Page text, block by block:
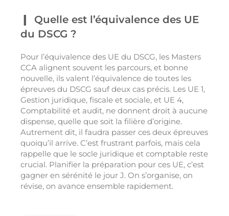
Quelle est l’équivalence des UE
du DSCG ?
Pour l’équivalence des UE du DSCG, les Masters
CCA alignent souvent les parcours, et bonne
nouvelle, ils valent l’équivalence de toutes les
épreuves du DSCG sauf deux cas précis. Les UE 1,
Gestion juridique, fiscale et sociale, et UE 4,
Comptabilité et audit, ne donnent droit à aucune
dispense, quelle que soit la filière d’origine.
Autrement dit, il faudra passer ces deux épreuves
quoiqu’il arrive. C’est frustrant parfois, mais cela
rappelle que le socle juridique et comptable reste
crucial. Planifier la préparation pour ces UE, c’est
gagner en sérénité le jour J. On s’organise, on
révise, on avance ensemble rapidement.